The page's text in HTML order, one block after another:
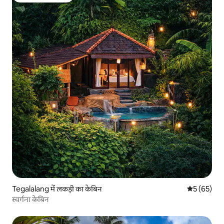
Tegalalang में लकड़ी का केबिन औसत रेटिंग
5 (65)
स्वर्गना केबिन